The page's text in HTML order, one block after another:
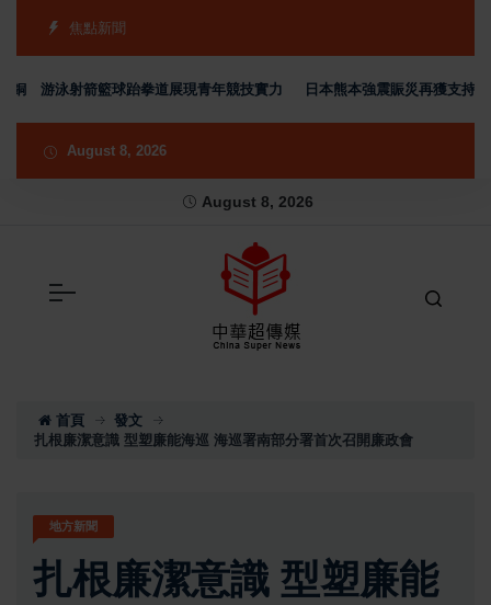
焦點新聞
游泳射箭籃球跆拳道展現青年競技實力 日本熊本強震賑災再獲支持 台
August 8, 2026
August 8, 2026
首頁
發文
扎根廉潔意識 型塑廉能海巡 海巡署南部分署首次召開廉政會
地方新聞
扎根廉潔意識 型塑廉能